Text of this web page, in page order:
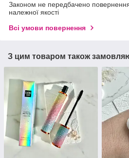
Законом не передбачено
належної якості
Всі умови повернення
З цим товаром також